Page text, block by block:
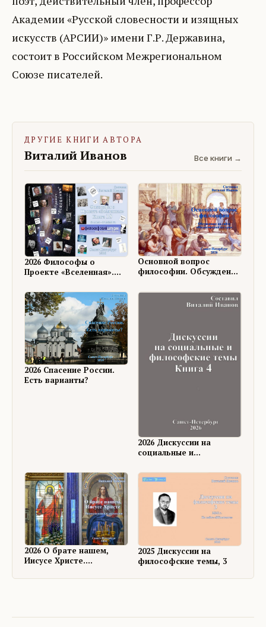
Академии «Русской словесности и изящных
искусств (АРСИИ)» имени Г.Р. Державина,
состоит в Российском Межрегиональном
Союзе писателей.
ДРУГИЕ КНИГИ АВТОРА
Виталий Иванов Все книги →
2026 Философы о
Проекте «Вселенная».
Основной вопрос
философии. Обсуждение
2026 Спасение России.
Есть варианты?
2026 Дискуссии на
социальные и
2026 О брате нашем,
Иисусе Христе.
дискуссии
2025 Дискуссии на
философские темы, 3